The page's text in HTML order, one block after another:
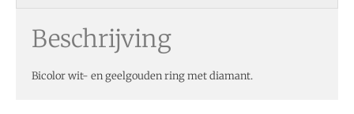
Beschrijving
Bicolor wit- en geelgouden ring met diamant.